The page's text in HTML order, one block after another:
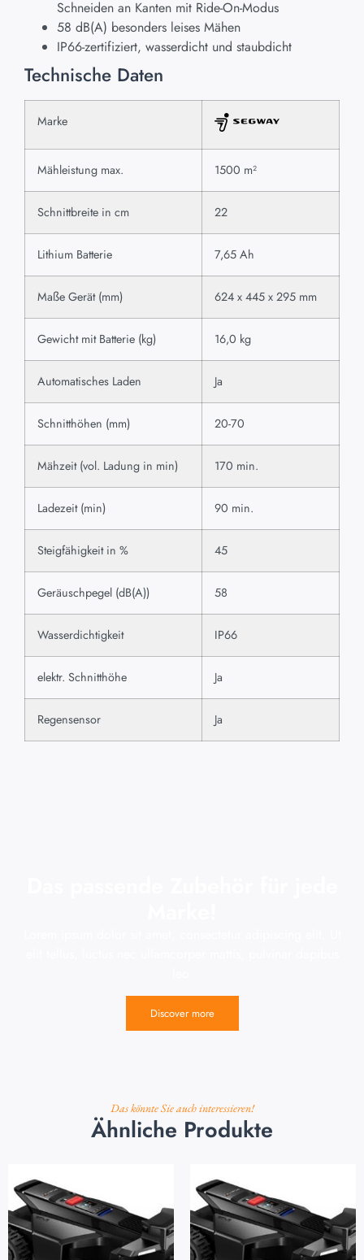
Schneiden an Kanten mit Ride-On-Modus
58 dB(A) besonders leises Mähen
IP66-zertifiziert, wasserdicht und staubdicht
Technische Daten
Marke
Mähleistung max. 1500 m²
Schnittbreite in cm 22
Lithium Batterie 7,65 Ah
Maße Gerät (mm) 624 x 445 x 295 mm
Gewicht mit Batterie (kg) 16,0 kg
Automatisches Laden Ja
Schnitthöhen (mm) 20-70
Mähzeit (vol. Ladung in min) 170 min.
Ladezeit (min) 90 min.
Steigfähigkeit in % 45
Geräuschpegel (dB(A)) 58
Wasserdichtigkeit IP66
elektr. Schnitthöhe Ja
Regensensor Ja
Discover more
Das könnte Sie auch interessieren!
Ähnliche Produkte